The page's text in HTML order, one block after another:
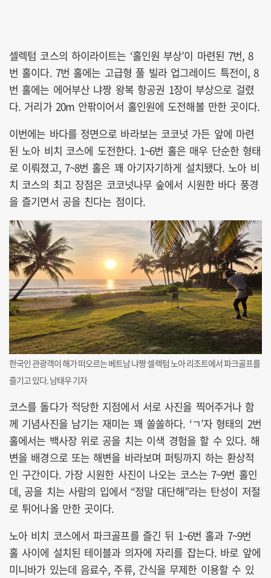
셀렉텀 코스의 하이라이트는 ‘홀인원 부상’이 마련된 7번, 8
번 홀이다. 7번 홀에는 고급형 풀 빌라 업그레이드 특전이, 8
번 홀에는 에어부산 냐짱 왕복 항공권 1장이 부상으로 걸렸
다. 거리가 20m 안팎이어서 홀인원에 도전해볼 만한 곳이다.
이번에는 바다를 정면으로 바라보는 코코넛 가든 앞에 마련
된 노아 비치 코스에 도전한다. 1~6번 홀은 매우 단순한 형태
로 이뤄졌고, 7~8번 홀은 꽤 아기자기하게 설치됐다. 노아 비
치 코스의 최고 장점은 코코넛나무 숲에서 시원한 바다 풍경
을 즐기면서 공을 친다는 점이다.
한국인 관광객이 해가 떠오르는 베트남 냐짱 셀렉텀 노아 리조트에서 파크골프를
즐기고 있다. 남태우 기자
코스를 돌다가 적당한 지점에서 서로 사진을 찍어주거나 함
께 기념사진을 남기는 재미는 꽤 쏠쏠하다. ‘ㄱ’자 형태의 2번
홀에서는 백사장 위로 공을 치는 이색 경험을 할 수 있다. 해
변을 배경으로 또는 해변을 바라보며 퍼팅까지 하는 환상적
인 구간이다. 가장 시원한 사진이 나오는 코스는 7~9번 홀인
데, 공을 치는 사람의 입에서 “정말 대단해”라는 탄성이 저절
로 튀어나올 만한 곳이다.
노아 비치 코스에서 파크골프를 즐긴 뒤 1~6번 홀과 7~9번
홀 사이에 설치된 테이블과 의자에 자리를 잡는다. 바로 앞에
미니바가 있는데 음료수, 주류, 간식을 무제한 이용할 수 있